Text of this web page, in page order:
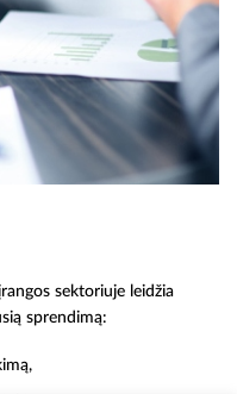
sektoriuje leidžia
sprendimą: